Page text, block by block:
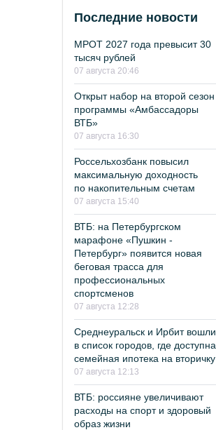
Последние новости
МРОТ 2027 года превысит 30
тысяч рублей
07 августа 20:46
Открыт набор на второй сезон
программы «Амбассадоры
ВТБ»
07 августа 16:30
Россельхозбанк повысил
максимальную доходность
по накопительным счетам
07 августа 15:40
ВТБ: на Петербургском
марафоне «Пушкин -
Петербург» появится новая
беговая трасса для
профессиональных
спортсменов
07 августа 12:28
Среднеуральск и Ирбит вошли
в список городов, где доступна
семейная ипотека на вторичку
07 августа 12:13
ВТБ: россияне увеличивают
расходы на спорт и здоровый
образ жизни